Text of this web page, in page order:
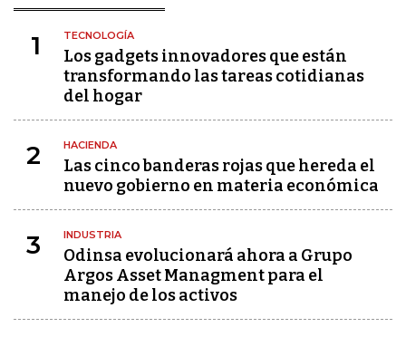
1 TECNOLOGÍA
Los gadgets innovadores que están
transformando las tareas cotidianas
del hogar
2 HACIENDA
Las cinco banderas rojas que hereda el
nuevo gobierno en materia económica
3 INDUSTRIA
Odinsa evolucionará ahora a Grupo
Argos Asset Managment para el
manejo de los activos